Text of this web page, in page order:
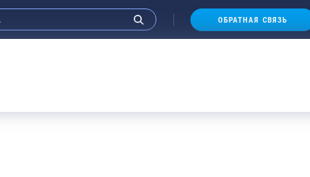
Анонсы
ОБРАТНАЯ СВЯЗЬ